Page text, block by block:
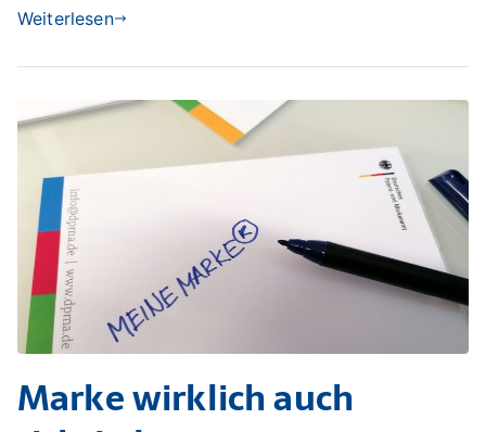
Weiterlesen
Marke wirklich auch